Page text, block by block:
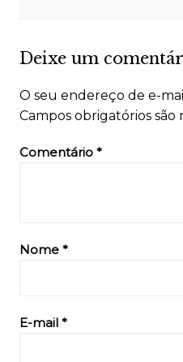
Deixe um
O seu endereço de e-
Campos obrigatórios são
Comentário *
Nome *
E-mail *